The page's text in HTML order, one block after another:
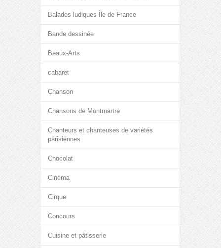
Balades ludiques Île de France
Bande dessinée
Beaux-Arts
cabaret
Chanson
Chansons de Montmartre
Chanteurs et chanteuses de variétés
parisiennes
Chocolat
Cinéma
Cirque
Concours
Cuisine et pâtisserie